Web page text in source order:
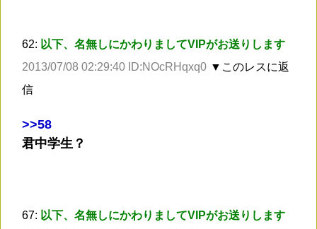
62: 以下、名無しにかわりましてVIPがお送りします
2013/07/08 02:29:40 ID:NOcRHqxq0 ▼このレスに返
信
>>58
君中学生？
67: 以下、名無しにかわりましてVIPがお送りします